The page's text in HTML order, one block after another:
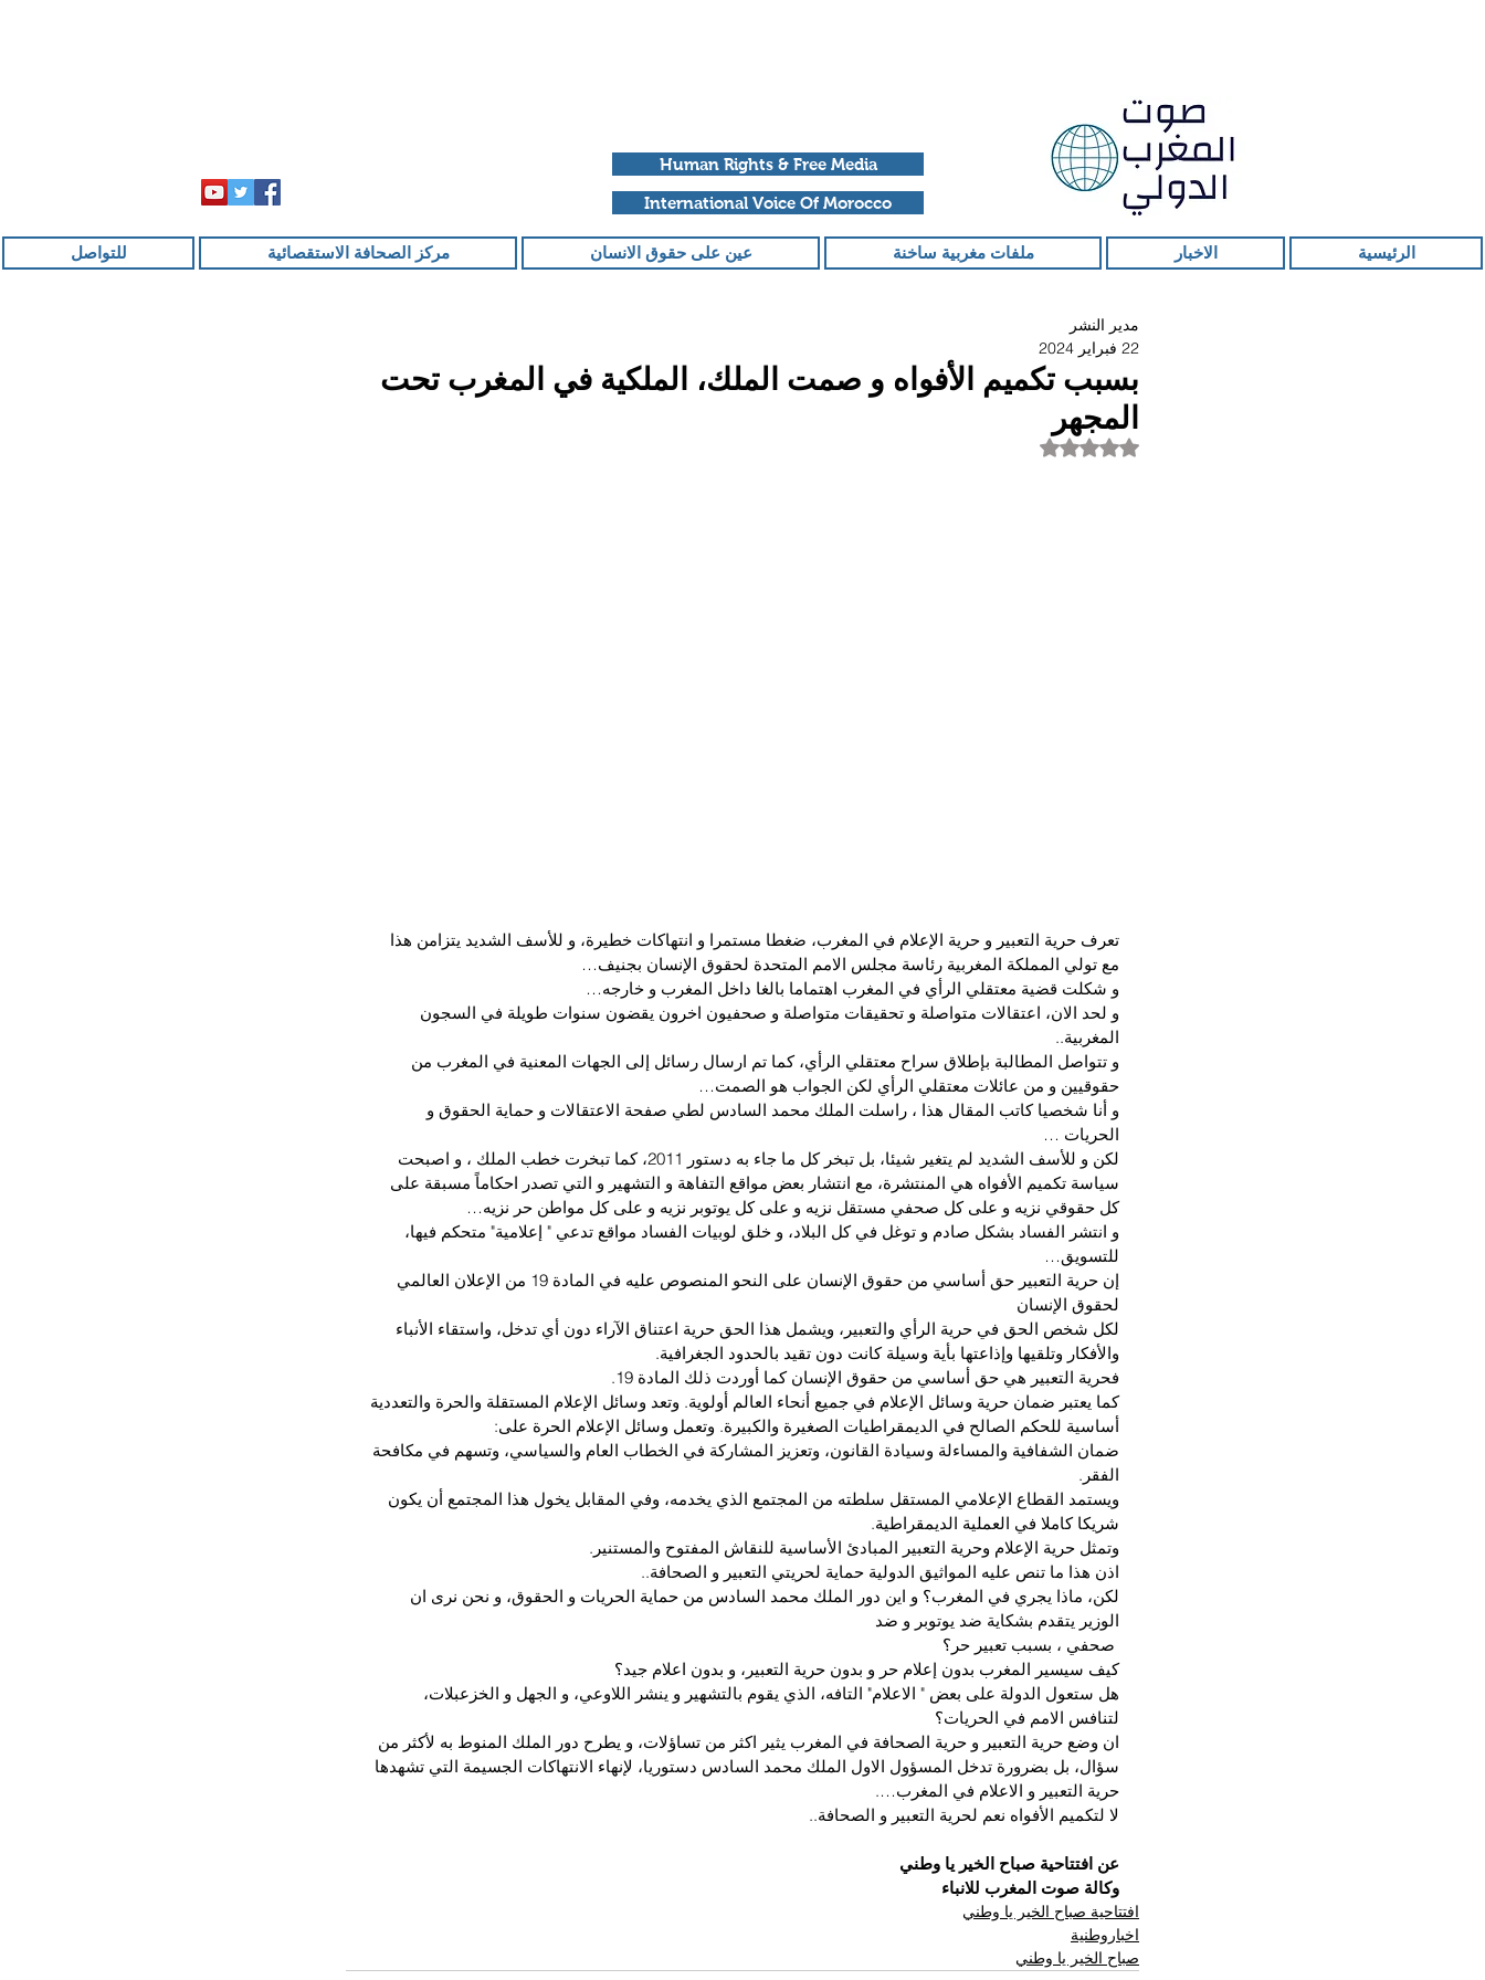
Human Rights & Free Media
International Voice Of Morocco
الرئيسية الاخبار ملفات مغربية ساخنة عين على حقوق الانسان مركز الصحافة الاستقصائية للتواصل
بسبب تكميم الأفواه و صمت الملك، الملكية في المغرب تحت
المجهر
مدير النشر
22 فبراير 2024
تم التقييم بـ ليس رقمًا من أصل 5 نجوم.
تعرف حرية التعبير و حرية الإعلام في المغرب، ضغطا مستمرا و انتهاكات خطيرة، و للأسف الشديد يتزامن هذا
مع تولي المملكة المغربية رئاسة مجلس الامم المتحدة لحقوق الإنسان بجنيف…
و شكلت قضية معتقلي الرأي في المغرب اهتماما بالغا داخل المغرب و خارجه…
و لحد الان، اعتقالات متواصلة و تحقيقات متواصلة و صحفيون اخرون يقضون سنوات طويلة في السجون
المغربية..
و تتواصل المطالبة بإطلاق سراح معتقلي الرأي، كما تم ارسال رسائل إلى الجهات المعنية في المغرب من
حقوقيين و من عائلات معتقلي الرأي لكن الجواب هو الصمت…
و أنا شخصيا كاتب المقال هذا ، راسلت الملك محمد السادس لطي صفحة الاعتقالات و حماية الحقوق و
الحريات …
لكن و للأسف الشديد لم يتغير شيئا، بل تبخر كل ما جاء به دستور 2011، كما تبخرت خطب الملك ، و اصبحت
سياسة تكميم الأفواه هي المنتشرة، مع انتشار بعض مواقع التفاهة و التشهير و التي تصدر احكاماً مسبقة على
كل حقوقي نزيه و على كل صحفي مستقل نزيه و على كل يوتوبر نزيه و على كل مواطن حر نزيه…
و انتشر الفساد بشكل صادم و توغل في كل البلاد، و خلق لوبيات الفساد مواقع تدعي " إعلامية" متحكم فيها،
للتسويق…
إن حرية التعبير حق أساسي من حقوق الإنسان على النحو المنصوص عليه في المادة 19 من الإعلان العالمي
لحقوق الإنسان
لكل شخص الحق في حرية الرأي والتعبير، ويشمل هذا الحق حرية اعتناق الآراء دون أي تدخل، واستقاء الأنباء
والأفكار وتلقيها وإذاعتها بأية وسيلة كانت دون تقيد بالحدود الجغرافية.
فحرية التعبير هي حق أساسي من حقوق الإنسان كما أوردت ذلك المادة 19.
كما يعتبر ضمان حرية وسائل الإعلام في جميع أنحاء العالم أولوية. وتعد وسائل الإعلام المستقلة والحرة والتعددية
أساسية للحكم الصالح في الديمقراطيات الصغيرة والكبيرة. وتعمل وسائل الإعلام الحرة على:
ضمان الشفافية والمساءلة وسيادة القانون، وتعزيز المشاركة في الخطاب العام والسياسي، وتسهم في مكافحة
الفقر.
ويستمد القطاع الإعلامي المستقل سلطته من المجتمع الذي يخدمه، وفي المقابل يخول هذا المجتمع أن يكون
شريكا كاملا في العملية الديمقراطية.
وتمثل حرية الإعلام وحرية التعبير المبادئ الأساسية للنقاش المفتوح والمستنير.
اذن هذا ما تنص عليه المواثيق الدولية حماية لحريتي التعبير و الصحافة..
لكن، ماذا يجري في المغرب؟ و اين دور الملك محمد السادس من حماية الحريات و الحقوق، و نحن نرى ان
الوزير يتقدم بشكاية ضد يوتوبر و ضد
كيف سيسير المغرب بدون إعلام حر و بدون حرية التعبير، و بدون اعلام جيد؟
هل ستعول الدولة على بعض " الاعلام" التافه، الذي يقوم بالتشهير و ينشر اللاوعي، و الجهل و الخزعبلات،
لتنافس الامم في الحريات؟
ان وضع حرية التعبير و حرية الصحافة في المغرب يثير اكثر من تساؤلات، و يطرح دور الملك المنوط به لأكثر من
سؤال، بل بضرورة تدخل المسؤول الاول الملك محمد السادس دستوريا، لإنهاء الانتهاكات الجسيمة التي تشهدها
حرية التعبير و الاعلام في المغرب….
لا لتكميم الأفواه نعم لحرية التعبير و الصحافة..
عن افتتاحية صباح الخير يا وطني
وكالة صوت المغرب للانباء
افتتاحية صباح الخير يا وطني
اخباروطنية
صباح الخير يا وطني